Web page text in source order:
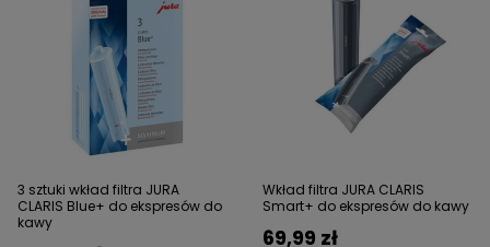
3 sztuki wkład filtra JURA
CLARIS Blue+ do ekspresów do
kawy
Wkład filtra JURA CLARIS
Smart+ do ekspresów do kawy
69,99 zł